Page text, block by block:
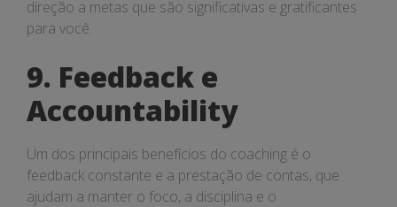
direção a metas que são significativas e gratificantes
para você.
9. Feedback e
Accountability
Um dos principais benefícios do coaching é o
feedback constante e a prestação de contas, que
ajudam a manter o foco, a disciplina e o